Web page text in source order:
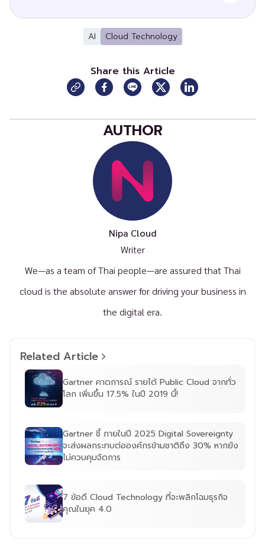
AI Cloud Technology
Share this Article
AUTHOR
Nipa Cloud
Writer
We—as a team of Thai people—are assured that Thai
cloud is the absolute answer for driving your business in
the digital era.
Related Article
Gartner คาดการณ์ รายได้ Public Cloud จากทั่ว
โลก เพิ่มขึ้น 17.5% ในปี 2019 นี้!
Gartner ชี้ ภายในปี 2025 Digital Sovereignty
จะส่งผลกระทบต่อองค์กรข้ามชาติถึง 30% หากยัง
ไม่ควบคุมจัดการ
7 ข้อดี Cloud Technology ที่จะพลิกโฉมธุรกิจ
คุณในยุค 4.0